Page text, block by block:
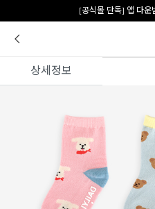
[공식몰 단독] 앱 다운
상세정보